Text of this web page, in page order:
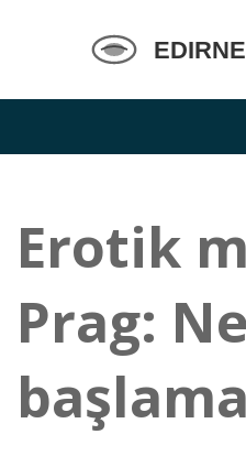
Erotik
Prag: